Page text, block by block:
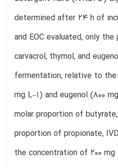
determined after 24 h of
and EOC evaluated, only the
carvacrol, thymol, and
fermentation, relative to the
mg L–1) and eugenol (800
molar proportion of
proportion of propionate,
the concentration of 200 mg